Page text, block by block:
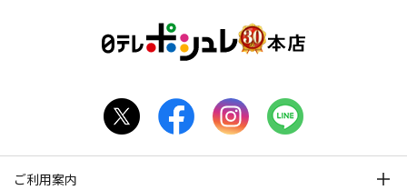
ご利用案内